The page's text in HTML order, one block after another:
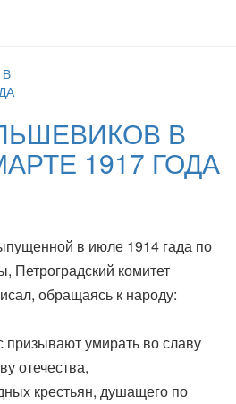
В
1917 ГОДА
в июле 1914 гада по
Петроградский комитет
обращаясь к народу:
умирать во славу
отечества,
крестьян, душащего по